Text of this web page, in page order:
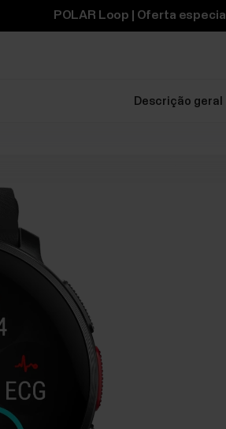
POLAR Loop | Oferta especial
Descrição geral